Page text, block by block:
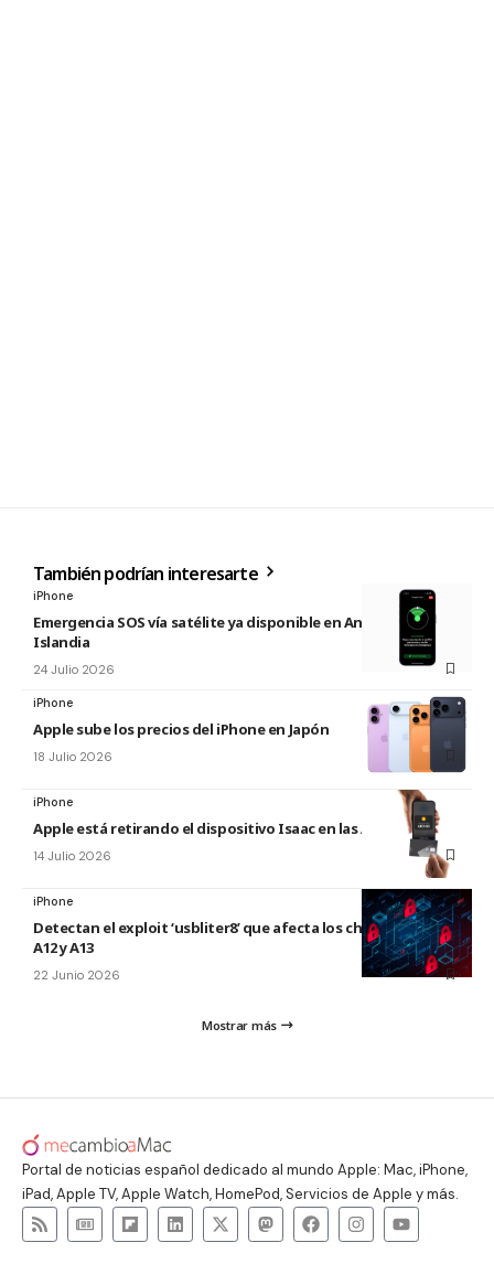
También podrían interesarte
iPhone
Emergencia SOS vía satélite ya disponible en Andorra e
Islandia
24 Julio 2026
iPhone
Apple sube los precios del iPhone en Japón
18 Julio 2026
iPhone
Apple está retirando el dispositivo Isaac en las Apple Store
14 Julio 2026
iPhone
Detectan el exploit ‘usbliter8’ que afecta los chips de Apple
A12 y A13
22 Junio 2026
Mostrar más
Portal de noticias español dedicado al mundo Apple: Mac, iPhone,
iPad, Apple TV, Apple Watch, HomePod, Servicios de Apple y más.